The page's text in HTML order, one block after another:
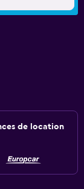
de location